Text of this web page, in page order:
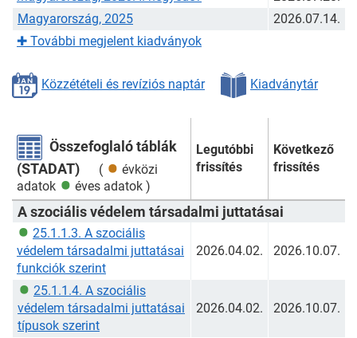
Magyarország, 2025
2026.07.14.
✚ További megjelent kiadványok
Közzétételi és revíziós naptár Kiadványtár
Összefoglaló táblák
(STADAT)
(
évközi
adatok
éves adatok )
Legutóbbi
frissítés
Következő
frissítés
A szociális védelem társadalmi juttatásai
25.1.1.3. A szociális
védelem társadalmi juttatásai
funkciók szerint
2026.04.02. 2026.10.07.
25.1.1.4. A szociális
védelem társadalmi juttatásai
típusok szerint
2026.04.02. 2026.10.07.